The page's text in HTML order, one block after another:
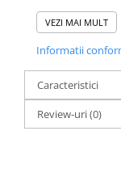
aurul cald si
intr-un
Este un cadou
persoana draga
simpatic si
semnificatie.
Specificatii
- Aur 14K (585)
VEZI MAI MULT
Informatii
Caracteristici
Review-uri(0)